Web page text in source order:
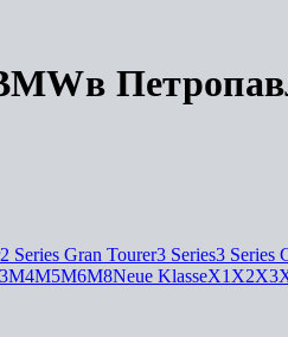
в
2 Series Gran Tourer3 Series3 Series
M4M5M6M8Neue KlasseX1 X2X3